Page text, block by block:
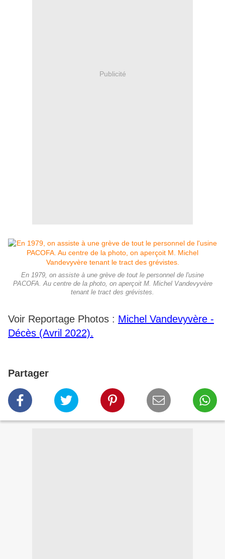
Publicité
En 1979, on assiste à une grève de tout le personnel de l'usine
PACOFA. Au centre de la photo, on aperçoit M. Michel Vandevyvère
tenant le tract des grévistes.
Voir Reportage Photos : Michel Vandevyvère -
Décès (Avril 2022).
Partager